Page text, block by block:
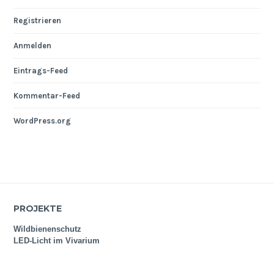
Registrieren
Anmelden
Eintrags-Feed
Kommentar-Feed
WordPress.org
PROJEKTE
Wildbienenschutz
LED-Licht im Vivarium